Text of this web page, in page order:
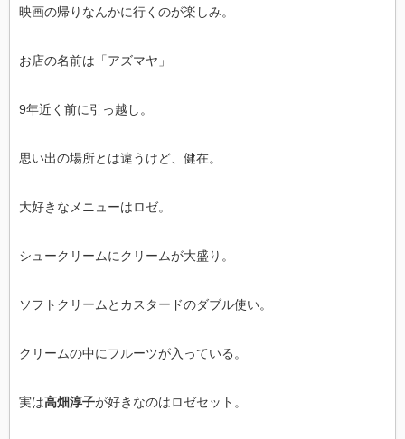
映画の帰りなんかに行くのが楽しみ。
お店の名前は「アズマヤ」
9年近く前に引っ越し。
思い出の場所とは違うけど、健在。
大好きなメニューはロゼ。
シュークリームにクリームが大盛り。
ソフトクリームとカスタードのダブル使い。
クリームの中にフルーツが入っている。
実は高畑淳子が好きなのはロゼセット。